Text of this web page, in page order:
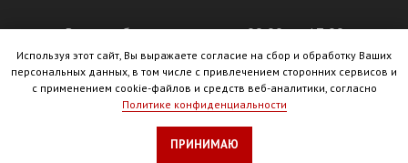
ВЕРСИЯ ДЛЯ СЛАБОВИДЯЩИХ
Время работы: ежедневно с 09:00 до 17:00
Используя этот сайт, Вы выражаете согласие на сбор и обработку Ваших
персональных данных, в том числе с привлечением сторонних сервисов и
с применением cookie-файлов и средств веб-аналитики, согласно
Политике конфиденциальности
ПРИНИМАЮ